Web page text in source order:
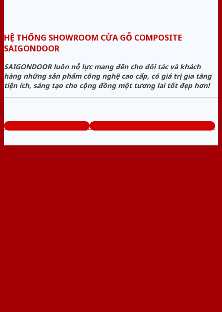
HỆ THỐNG SHOWROOM CỬA GỖ COMPOSITE
SAIGONDOOR
SAIGONDOOR luôn nỗ lực mang đến cho đối tác và khách
hàng những sản phẩm công nghệ cao cấp, có giá trị gia tăng
tiện ích, sáng tạo cho cộng đồng một tương lai tốt đẹp hơn!
www.cuagocomposite.org Tổng đài tư vấn miễn phí: 0824.400.400